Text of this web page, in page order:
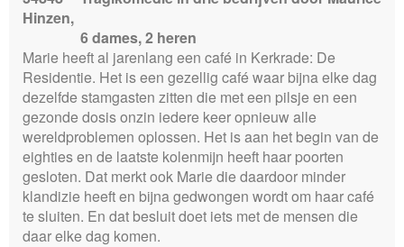
Hinzen,
6 dames, 2 heren
Marie heeft al jarenlang een café in Kerkrade: De
Residentie. Het is een gezellig café waar bijna elke dag
dezelfde stamgasten zitten die met een pilsje en een
gezonde dosis onzin iedere keer opnieuw alle
wereldproblemen oplossen. Het is aan het begin van de
eighties en de laatste kolenmijn heeft haar poorten
gesloten. Dat merkt ook Marie die daardoor minder
klandizie heeft en bijna gedwongen wordt om haar café
te sluiten. En dat besluit doet iets met de mensen die
daar elke dag komen.